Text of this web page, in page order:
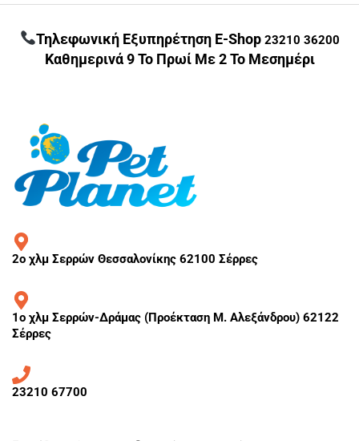
Τηλεφωνική Εξυπηρέτηση E-Shop 23210 36200
Καθημερινά 9 Το Πρωί Με 2 Το Μεσημέρι
2ο χλμ Σερρών Θεσσαλονίκης 62100 Σέρρες
1ο χλμ Σερρών-Δράμας (Προέκταση Μ. Αλεξάνδρου) 62122
Σέρρες
23210 67700